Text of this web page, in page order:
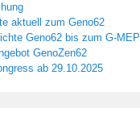
aktuell zum Geno62
Geno62 bis zum G-MEP
GenoZen62
ab 29.10.2025